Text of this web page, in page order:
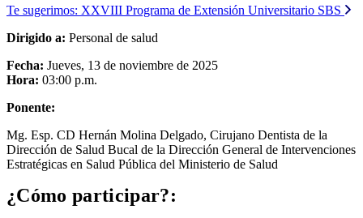
Te sugerimos: XXVIII Programa de Extensión Universitario SBS
Dirigido a: Personal de salud
Fecha: Jueves, 13 de noviembre de 2025
Hora: 03:00 p.m.
Ponente:
Mg. Esp. CD Hernán Molina Delgado, Cirujano Dentista de la
Dirección de Salud Bucal de la Dirección General de Intervenciones
Estratégicas en Salud Pública del Ministerio de Salud
¿Cómo participar?: